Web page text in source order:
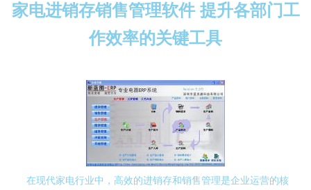
家电进销存销售管理软件 提升各部门工
作效率的关键工具
在现代家电行业中，高效的进销存和销售管理是企业运营的核